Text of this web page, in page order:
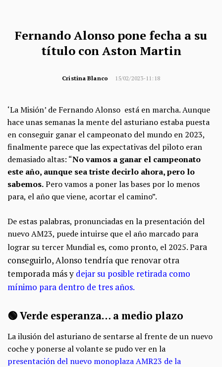
Fernando Alonso pone fecha a su
título con Aston Martin
Cristina Blanco 15/02/2023-11:18
‘La Misión’ de Fernando Alonso está en marcha. Aunque
hace unas semanas la mente del asturiano estaba puesta
en conseguir ganar el campeonato del mundo en 2023,
finalmente parece que las expectativas del piloto eran
demasiado altas: “No vamos a ganar el campeonato
este año, aunque sea triste decirlo ahora, pero lo
sabemos.Pero vamos a poner las bases por lo menos
para, el año que viene, acortar el camino”.
De estas palabras, pronunciadas en la presentación del
nuevo AM23, puede intuirse que el año marcado para
lograr su tercer Mundial es, como pronto, el 2025. Para
conseguirlo, Alonso tendría que renovar otra
temporada más y dejar su posible retirada como
mínimo para dentro de tres años.
🟢 Verde esperanza… a medio plazo
La ilusión del asturiano de sentarse al frente de un nuevo
coche y ponerse al volante se pudo ver en la
presentación del nuevo monoplaza AMR23 de la